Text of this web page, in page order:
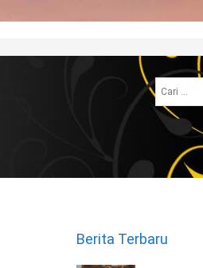
Cari
untuk:
Berita Terbaru